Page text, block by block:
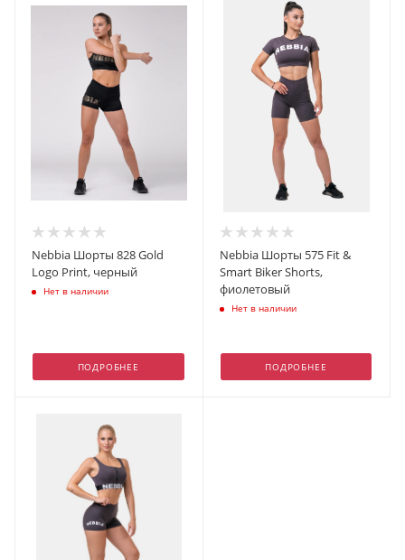
Nebbia Шорты 828 Gold
Logo Print, черный
Нет в наличии
ПОДРОБНЕЕ
Nebbia Шорты 575 Fit &
Smart Biker Shorts,
фиолетовый
Нет в наличии
ПОДРОБНЕЕ